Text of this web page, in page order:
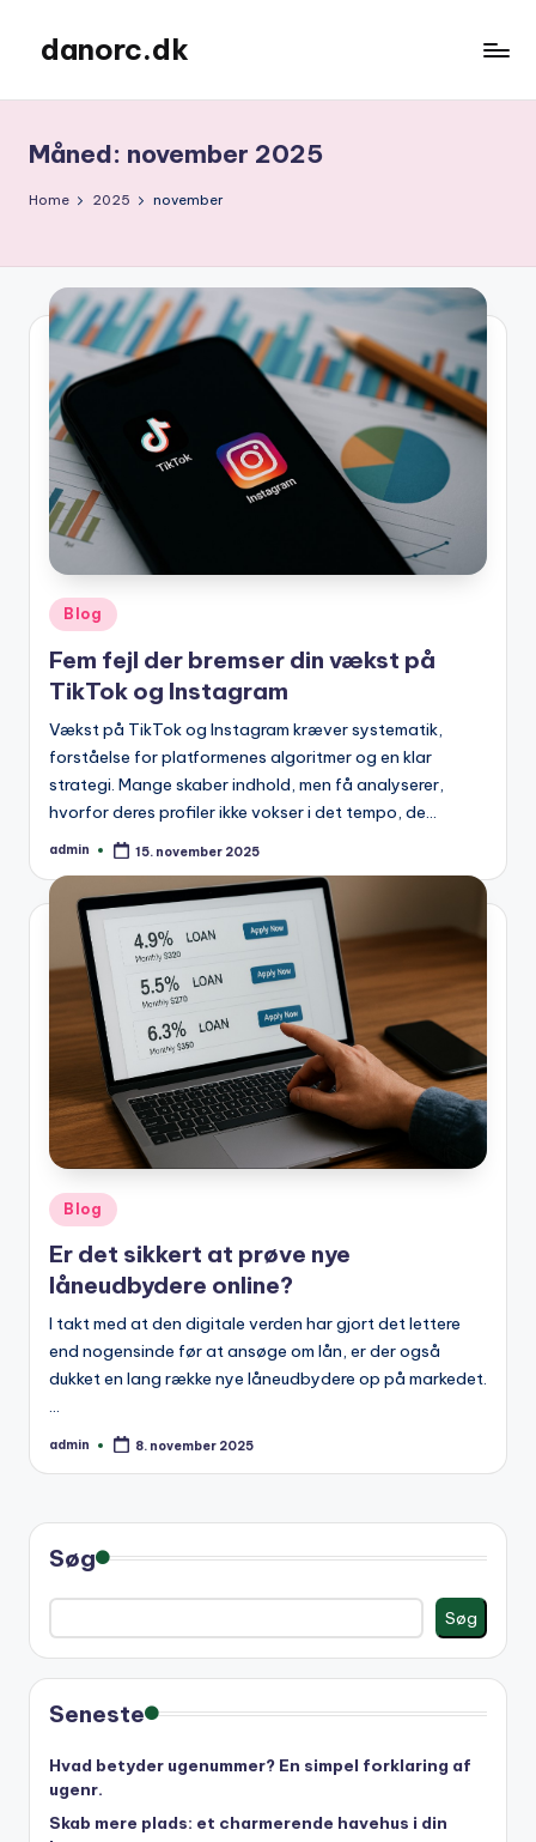
content
danorc.dk
Måned: november 2025
Home 2025 november
Posted
Blog
Fem fejl der bremser din vækst på
TikTok og Instagram
Vækst på TikTok og Instagram kræver systematik,
forståelse for platformenes algoritmer og en klar
strategi. Mange skaber indhold, men få analyserer,
hvorfor deres profiler ikke vokser i det tempo, de…
Posted
admin 15. november 2025
Posted
in
Blog
Er det sikkert at prøve nye
låneudbydere online?
I takt med at den digitale verden har gjort det lettere
end nogensinde før at ansøge om lån, er der også
dukket en lang række nye låneudbydere op på markedet.
…
Posted
admin 8. november 2025
Søg
Søg
Seneste
Hvad betyder ugenummer? En simpel forklaring af
ugenr.
Skab mere plads: et charmerende havehus i din